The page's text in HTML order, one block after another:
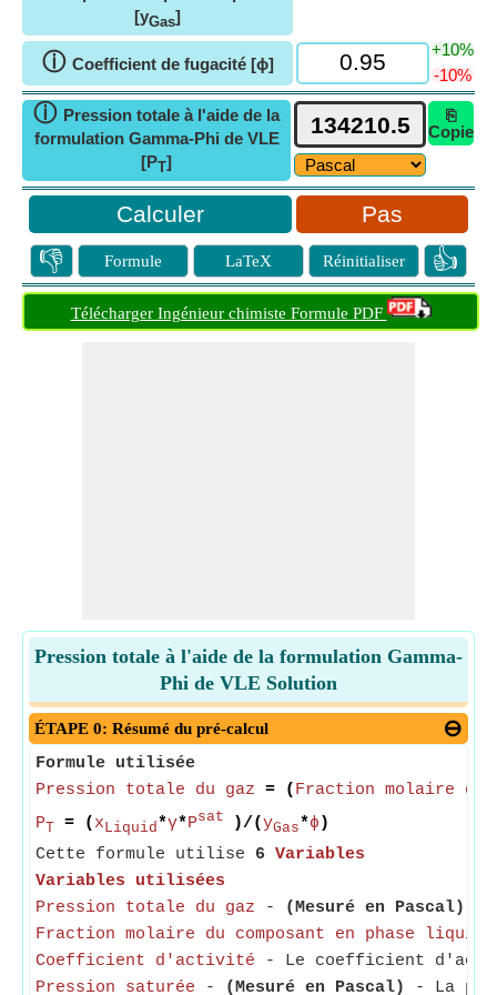
[yGas]
ⓘ Coefficient de fugacité [ϕ]
+10%
-10%
ⓘ Pression totale à l'aide de la
formulation Gamma-Phi de VLE
[PT]
⎘
Copie
Pas
👎 Formule LaTeX Réinitialiser 👍
Télécharger Ingénieur chimiste Formule PDF
Pression totale à l'aide de la formulation Gamma-
Phi de VLE Solution
ÉTAPE 0: Résumé du pré-calcul
Formule utilisée
Pression totale du gaz = ( Fraction molaire du
P T = ( xLiquid*γ*Psat )/(yGas*ϕ )
Cette formule utilise 6 Variables
Variables utilisées
Pression totale du gaz - (Mesuré en Pascal)
Fraction molaire du composant en phase liquide
Coefficient d'activité - Le coefficient
Pression saturée - (Mesuré en Pascal) - La